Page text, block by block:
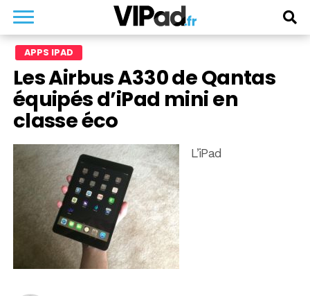
APPS IPAD
Les Airbus A330 de Qantas
équipés d’iPad mini en
classe éco
L’iPad